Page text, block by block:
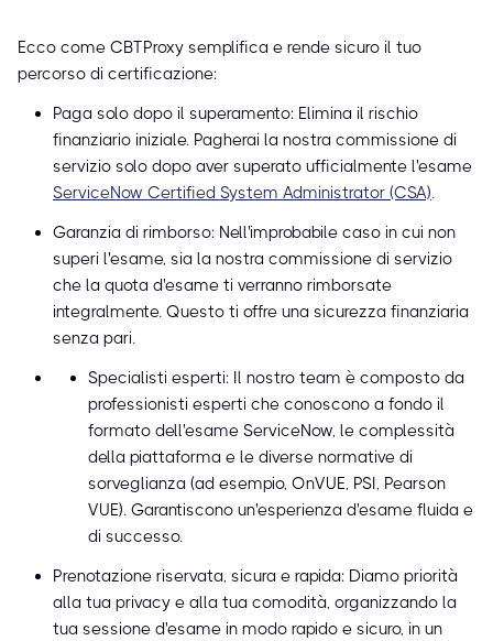
Ecco come CBTProxy semplifica e rende sicuro il tuo
percorso di certificazione:
Paga solo dopo il superamento: Elimina il rischio
finanziario iniziale. Pagherai la nostra commissione di
servizio solo dopo aver superato ufficialmente l'esame
ServiceNow Certified System Administrator (CSA).
Garanzia di rimborso: Nell'improbabile caso in cui non
superi l'esame, sia la nostra commissione di servizio
che la quota d'esame ti verranno rimborsate
integralmente. Questo ti offre una sicurezza finanziaria
senza pari.
Specialisti esperti: Il nostro team è composto da
professionisti esperti che conoscono a fondo il
formato dell'esame ServiceNow, le complessità
della piattaforma e le diverse normative di
sorveglianza (ad esempio, OnVUE, PSI, Pearson
VUE). Garantiscono un'esperienza d'esame fluida e
di successo.
Prenotazione riservata, sicura e rapida: Diamo priorità
alla tua privacy e alla tua comodità, organizzando la
tua sessione d'esame in modo rapido e sicuro, in un